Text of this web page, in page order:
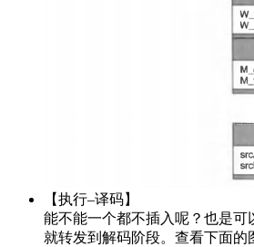
【执行–译码】
能不能一个都不插入呢？也是可
就转发到解码阶段。查看下面的